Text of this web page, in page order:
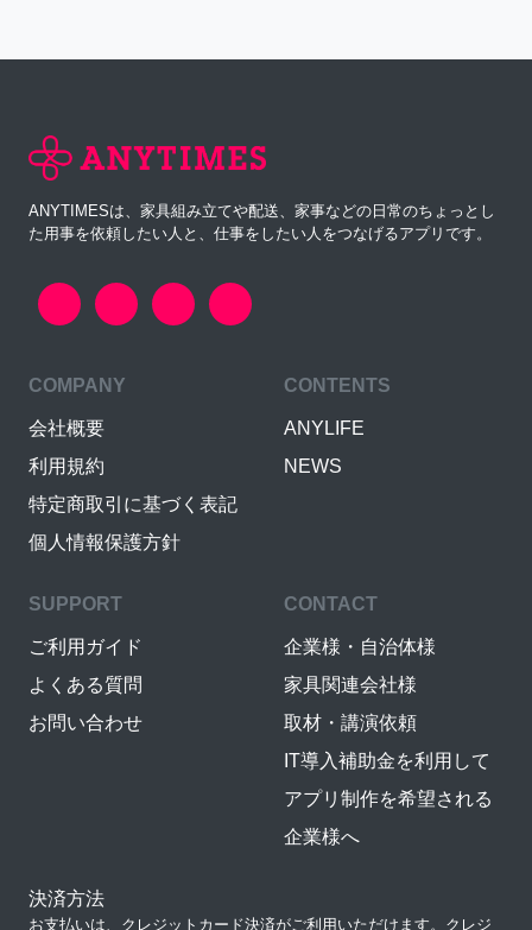
ANYTIMESは、家具組み立てや配送、家事などの日常のちょっとし
た用事を依頼したい人と、仕事をしたい人をつなげるアプリです。
COMPANY
会社概要
利用規約
特定商取引に基づく表記
個人情報保護方針
CONTENTS
ANYLIFE
NEWS
SUPPORT
ご利用ガイド
よくある質問
お問い合わせ
CONTACT
企業様・自治体様
家具関連会社様
取材・講演依頼
IT導入補助金を利用して
アプリ制作を希望される
企業様へ
決済方法
お支払いは、クレジットカード決済がご利用いただけます。クレジ